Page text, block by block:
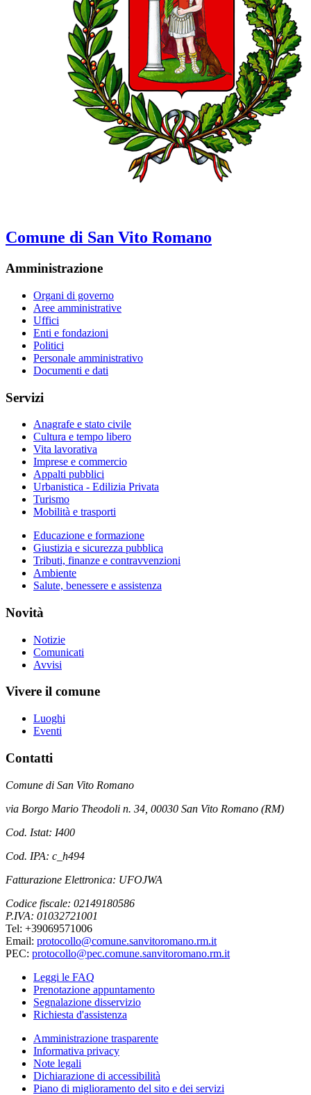
Comune di San Vito Romano
Amministrazione
Organi di governo
Aree amministrative
Uffici
Enti e fondazioni
Politici
Personale amministrativo
Documenti e dati
Servizi
Anagrafe e stato civile
Cultura e tempo libero
Vita lavorativa
Imprese e commercio
Appalti pubblici
Urbanistica - Edilizia Privata
Turismo
Mobilità e trasporti
Educazione e formazione
Giustizia e sicurezza pubblica
Tributi, finanze e contravvenzioni
Ambiente
Salute, benessere e assistenza
Novità
Notizie
Comunicati
Avvisi
Vivere il comune
Luoghi
Eventi
Contatti
Comune di San Vito Romano
via Borgo Mario Theodoli n. 34, 00030 San Vito Romano (RM)
Cod. Istat: I400
Cod. IPA: c_h494
Fatturazione Elettronica: UFOJWA
Codice fiscale: 02149180586
P.IVA: 01032721001
Tel: +39069571006
Email: protocollo@comune.sanvitoromano.rm.it
PEC: protocollo@pec.comune.sanvitoromano.rm.it
Leggi le FAQ
Prenotazione appuntamento
Segnalazione disservizio
Richiesta d'assistenza
Amministrazione trasparente
Informativa privacy
Note legali
Dichiarazione di accessibilità
Piano di miglioramento del sito e dei servizi